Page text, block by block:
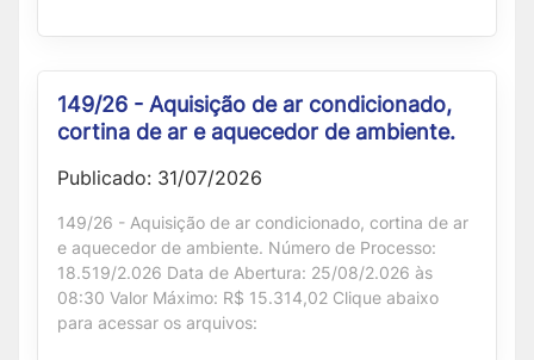
149/26 - Aquisição de ar condicionado,
cortina de ar e aquecedor de ambiente.
Publicado: 31/07/2026
149/26 - Aquisição de ar condicionado, cortina de ar
e aquecedor de ambiente. Número de Processo:
18.519/2.026 Data de Abertura: 25/08/2.026 às
08:30 Valor Máximo: R$ 15.314,02 Clique abaixo
para acessar os arquivos: